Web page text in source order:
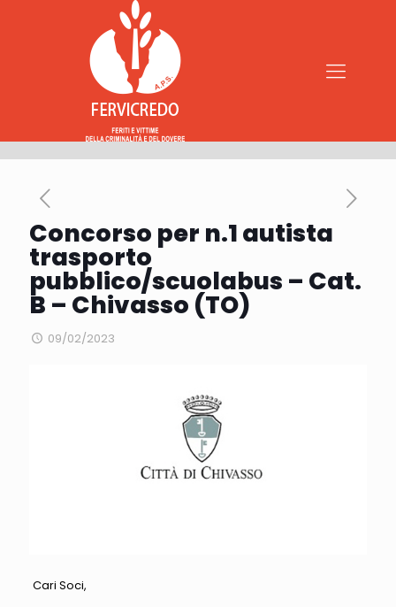
Concorso per n.1 autista
trasporto
pubblico/scuolabus – Cat.
B – Chivasso (TO)
09/02/2023
Cari Soci,